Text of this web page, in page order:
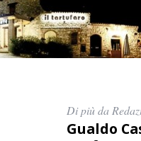
Di più da
Gualdo